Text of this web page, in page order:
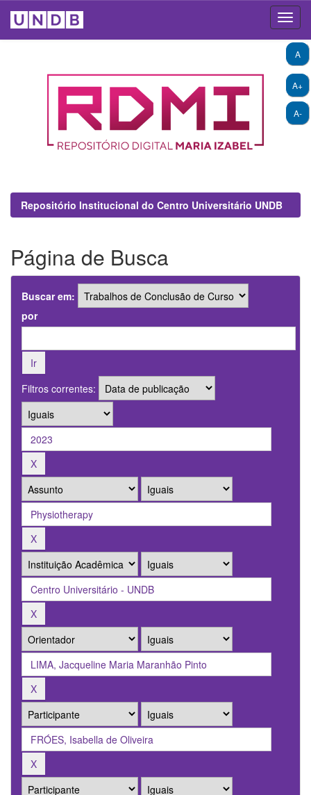
A+
A-
A
Repositório Institucional do Centro Universitário UNDB
Página de Busca
Buscar em:
por
Filtros correntes: